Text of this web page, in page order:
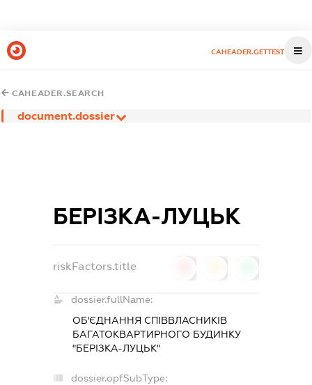
CAHEADER.GETTEST
CAHEADER.SEARCH
document.dossier
БЕРІЗКА-ЛУЦЬК
riskFactors.title
dossier.fullName:
ОБ'ЄДНАННЯ СПІВВЛАСНИКІВ
БАГАТОКВАРТИРНОГО БУДИНКУ
"БЕРІЗКА-ЛУЦЬК"
dossier.opfSubType: